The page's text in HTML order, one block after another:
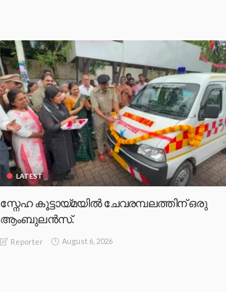
LATEST
സ്നേഹ കൂട്ടായ്മയിൽ ചേവരമ്പലത്തിന് ഒരു
ആംബുലൻസ്.
Reporter August 6, 2026